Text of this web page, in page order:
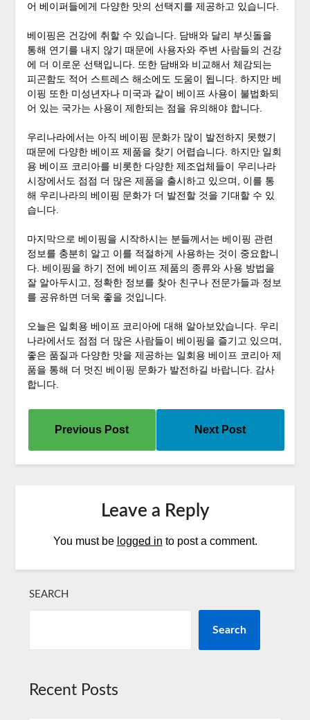
어 베이퍼들에게 다양한 맛의 선택지를 제공하고 있습니다.
베이핑은 건강에 취할 수 있습니다. 담배와 달리 부싯돌을
통해 연기를 내지 않기 때문에 사용자와 주변 사람들의 건강
에 더 이로운 선택입니다. 또한 담배와 비교해서 체감되는
피곤함도 적어 스트레스 해소에도 도움이 됩니다. 하지만 베
이핑 또한 미성년자나 미국과 같이 베이프 사용이 불법화되
어 있는 국가는 사용이 제한되는 점을 유의해야 합니다.
우리나라에서는 아직 베이핑 문화가 많이 발전하지 못했기
때문에 다양한 베이프 제품을 찾기 어렵습니다. 하지만 일회
용 베이프 코리아를 비롯한 다양한 제조업체들이 우리나라
시장에서도 점점 더 많은 제품을 출시하고 있으며, 이를 통
해 우리나라의 베이핑 문화가 더 발전할 것을 기대할 수 있
습니다.
마지막으로 베이핑을 시작하시는 분들께서는 베이핑 관련
정보를 충분히 알고 이를 적절하게 사용하는 것이 중요합니
다. 베이핑을 하기 전에 베이프 제품의 종류와 사용 방법을
잘 알아두시고, 정확한 정보를 찾아 친구나 전문가들과 정보
를 공유하면 더욱 좋을 것입니다.
오늘은 일회용 베이프 코리아에 대해 알아보았습니다. 우리
나라에서도 점점 더 많은 사람들이 베이핑을 즐기고 있으며,
좋은 품질과 다양한 맛을 제공하는 일회용 베이프 코리아 제
품을 통해 더 멋진 베이핑 문화가 발전하길 바랍니다. 감사
합니다.
Previous Post Next Post
Leave a Reply
You must be logged in to post a comment.
SEARCH
Search
Recent Posts